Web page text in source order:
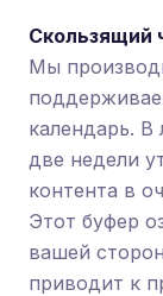
Скользящий
Мы
календарь.
две недели
контента в
Этот буфер
вашей
приводит к